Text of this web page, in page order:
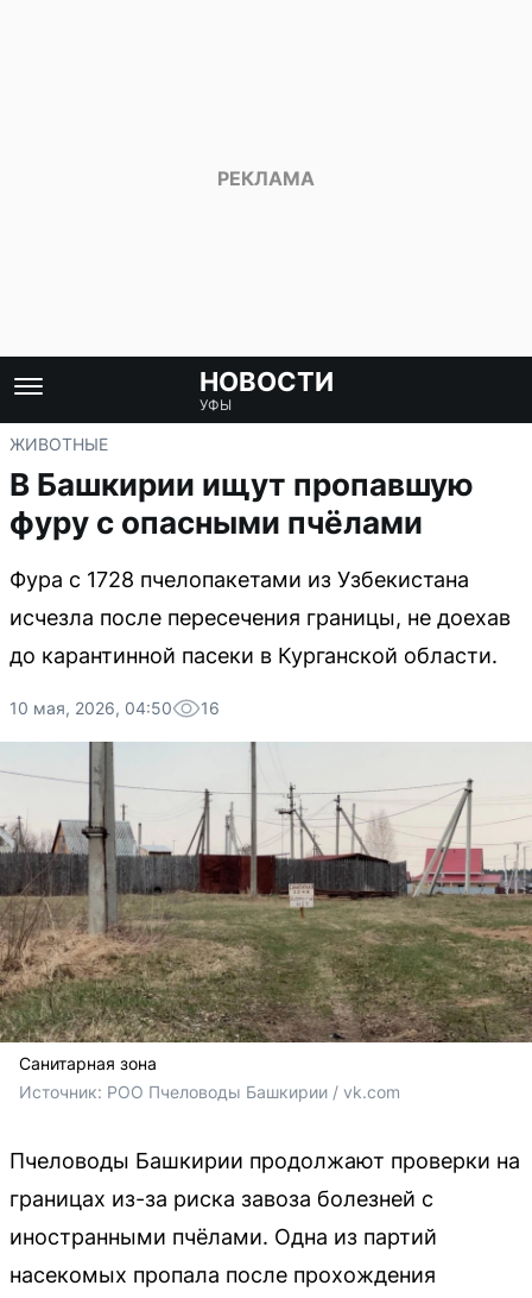
НОВОСТИ
УФЫ
ЖИВОТНЫЕ
В Башкирии ищут пропавшую
фуру с опасными пчёлами
Фура с 1728 пчелопакетами из Узбекистана
исчезла после пересечения границы, не доехав
до карантинной пасеки в Курганской области.
10 мая, 2026, 04:50 16
Санитарная зона
Источник: РОО Пчеловоды Башкирии / vk.com
Пчеловоды Башкирии продолжают проверки на
границах из-за риска завоза болезней с
иностранными пчёлами. Одна из партий
насекомых пропала после прохождения